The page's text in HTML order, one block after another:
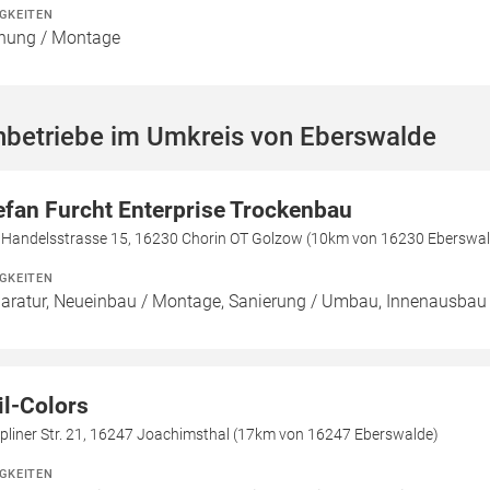
/ Montage
im Umkreis von Eberswalde
Furcht Enterprise Trockenbau
15, 16230 Chorin OT Golzow (10km von 16230
Neueinbau / Montage, Sanierung / Umbau, Innenausbau
Colors
Str. 21, 16247 Joachimsthal (17km von 16247 Eberswalde)